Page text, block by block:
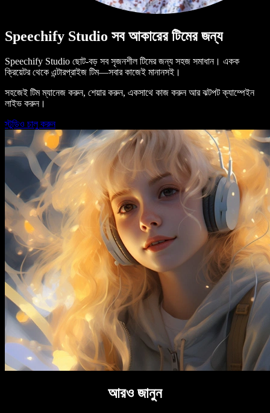
Speechify Studio সব আকারের টিমের জন্য
Speechify Studio ছোট-বড় সব সৃজনশীল টিমের জন্য সহজ সমাধান। একক
ক্রিয়েটর থেকে এন্টারপ্রাইজ টিম—সবার কাজেই মানানসই।
সহজেই টিম ম্যানেজ করুন, শেয়ার করুন, একসাথে কাজ করুন আর ঝটপট ক্যাম্পেইন
লাইভ করুন।
স্টুডিও চালু করুন
আরও জানুন